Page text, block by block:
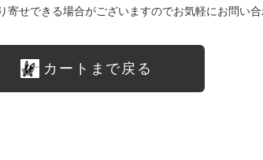
寄せできる場合がございますのでお気軽にお問い
カートまで戻る